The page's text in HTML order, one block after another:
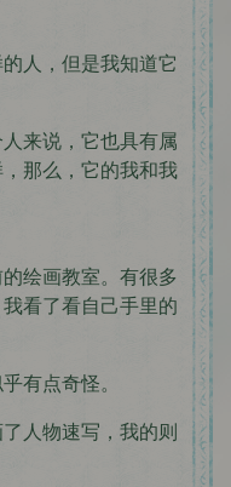
人，但是我知道它
来说，它也具有属
那么，它的我和我
绘画教室。有很多
看了看自己手里的
有点奇怪。
人物速写，我的则